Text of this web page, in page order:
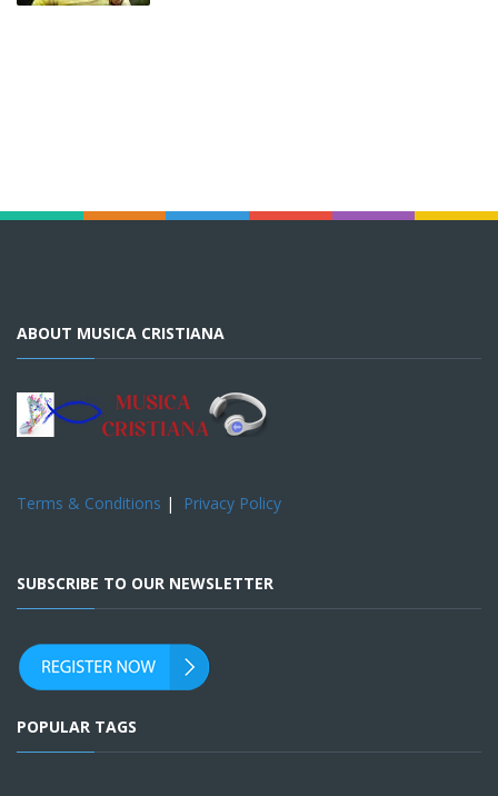
ABOUT MUSICA CRISTIANA
Terms & Conditions | Privacy Policy
SUBSCRIBE TO OUR NEWSLETTER
POPULAR TAGS